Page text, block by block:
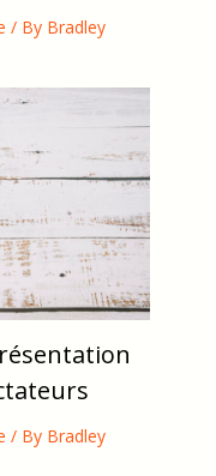
/ By Bradley
/ By Bradley